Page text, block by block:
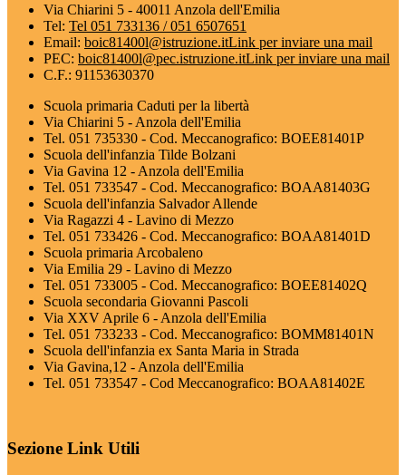
Via Chiarini 5 - 40011 Anzola dell'Emilia
Tel: Tel 051 733136 / 051 6507651
Email: boic81400l@istruzione.itLink per inviare una mail
PEC: boic81400l@pec.istruzione.itLink per inviare una mail
C.F.: 91153630370
Scuola primaria Caduti per la libertà
Via Chiarini 5 - Anzola dell'Emilia
Tel. 051 735330 - Cod. Meccanografico: BOEE81401P
Scuola dell'infanzia Tilde Bolzani
Via Gavina 12 - Anzola dell'Emilia
Tel. 051 733547 - Cod. Meccanografico: BOAA81403G
Scuola dell'infanzia Salvador Allende
Via Ragazzi 4 - Lavino di Mezzo
Tel. 051 733426 - Cod. Meccanografico: BOAA81401D
Scuola primaria Arcobaleno
Via Emilia 29 - Lavino di Mezzo
Tel. 051 733005 - Cod. Meccanografico: BOEE81402Q
Scuola secondaria Giovanni Pascoli
Via XXV Aprile 6 - Anzola dell'Emilia
Tel. 051 733233 - Cod. Meccanografico: BOMM81401N
Scuola dell'infanzia ex Santa Maria in Strada
Via Gavina,12 - Anzola dell'Emilia
Tel. 051 733547 - Cod Meccanografico: BOAA81402E
Sezione Link Utili